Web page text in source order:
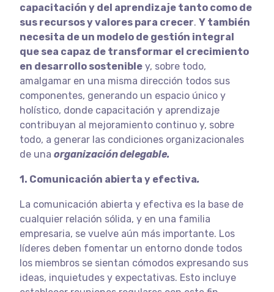
capacitación y del aprendizaje tanto como de
sus recursos y valores para crecer.Y también
necesita de un modelo de gestión integral
que sea capaz de transformar el crecimiento
en desarrollo sostenible y, sobre todo,
amalgamar en una misma dirección todos sus
componentes, generando un espacio único y
holístico, donde capacitación y aprendizaje
contribuyan al mejoramiento continuo y, sobre
todo, a generar las condiciones organizacionales
de unaorganización delegable.
1. Comunicación abierta y efectiva.
La comunicación abierta y efectiva es la base de
cualquier relación sólida, y en una familia
empresaria, se vuelve aún más importante. Los
líderes deben fomentar un entorno donde todos
los miembros se sientan cómodos expresando sus
ideas, inquietudes y expectativas. Esto incluye